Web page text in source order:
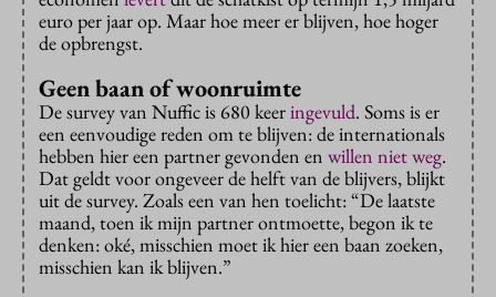
euro per jaar op. Maar hoe meer er blijven, hoe hoger
de opbrengst.
Geen baan of woonruimte
De survey van Nuffic is 680 keeringevuld. Soms is er
een eenvoudige reden om te blijven: de internationals
hebben hier een partner gevonden en willen niet weg.
Dat geldt voor ongeveer de helft van de blijvers, blijkt
uit de survey. Zoals een van hen toelicht: “De laatste
maand, toen ik mijn partner ontmoette, begon ik te
denken: oké, misschien moet ik hier een baan zoeken,
misschien kan ik blijven.”